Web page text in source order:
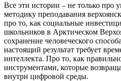
Все эти истории – не только про
методику преподавания
про то, как социальные
школьников в Арктическом
сохранение человеческого
настоящий результат требует
интеллекта. Про то, как
инструментами, которые
внутри цифровой среды.